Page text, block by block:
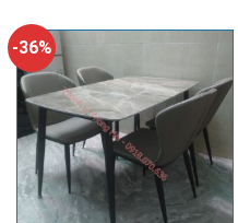
-36%